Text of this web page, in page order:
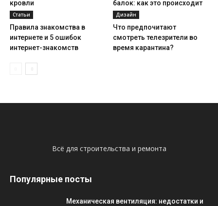
кровли
балок: как это происходит
Статьи
Правила знакомства в
интернете и 5 ошибок
интернет-знакомств
Дизайн
Что предпочитают
смотреть телезрители во
время карантина?
Всё для строительства и ремонта
Популярные посты
Механическая вентиляция: недостатки и